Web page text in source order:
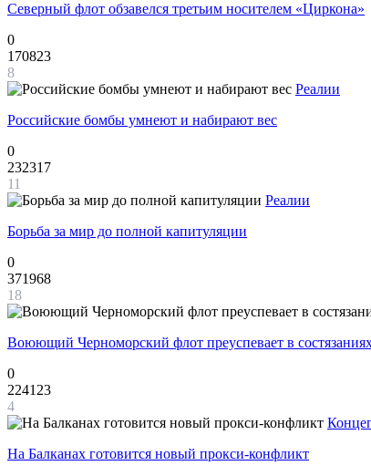
Северный флот обзавелся третьим носителем «Циркона»
0
170823
8
Реалии
Российские бомбы умнеют и набирают вес
0
232317
11
Реалии
Борьба за мир до полной капитуляции
0
371968
18
Воюющий Черноморский флот преуспевает в
0
224123
4
На Балканах готовится новый прокси-конфликт